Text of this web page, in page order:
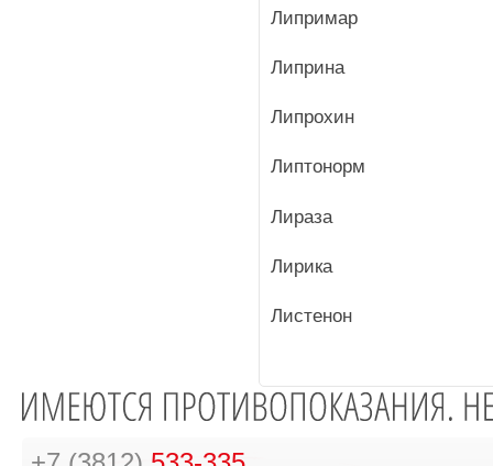
Липримар
Липрина
Липрохин
Липтонорм
Лираза
Лирика
Листенон